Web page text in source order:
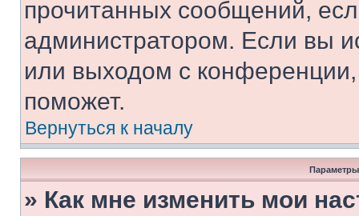
прочитанных сообщений,
администратором. Если вы
или выходом с
поможет.
Вернуться к началу
Параметры
» Как мне изменить мои